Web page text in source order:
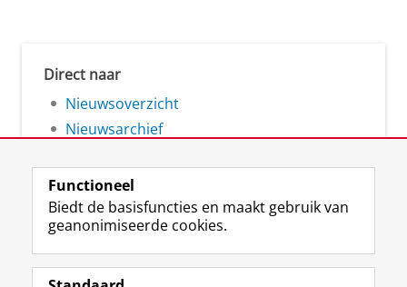
Direct naar
Nieuwsoverzicht
Nieuwsarchief
Volg de RUG
F
a
L
i
R
S
I
n
Y
o
Functioneel
Biedt de basisfuncties en maakt gebruik van
geanonimiseerde cookies.